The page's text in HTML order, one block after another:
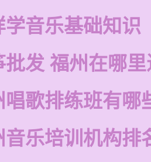
学音乐基础知识
批发 福州在哪
唱歌排练班有哪
音乐培训机构排